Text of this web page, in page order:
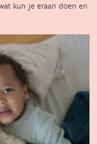
kun je eraan doen en